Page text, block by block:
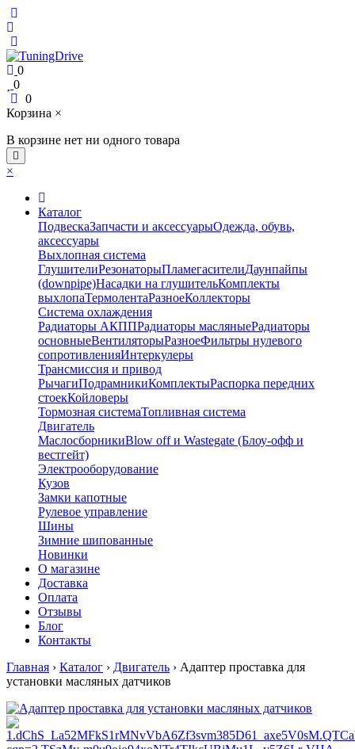
0
0
0
Корзина ×
В корзине нет ни одного товара
×
Каталог
ПодвескаЗапчасти и аксессуарыОдежда, обувь,
аксессуары
Выхлопная система
ГлушителиРезонаторыПламегасителиДаунпайпы
(downpipe)Насадки на глушительКомплекты
выхлопаТермолентаРазноеКоллекторы
Система охлаждения
Радиаторы АКППРадиаторы масляныеРадиаторы
основныеВентиляторыРазноеФильтры нулевого
сопротивленияИнтеркулеры
Трансмиссия и привод
РычагиПодрамникиКомплектыРаспорка передних
стоекКойловеры
Тормозная системаТопливная система
Двигатель
МаслосборникиBlow off и Wastegate (Блоу-офф и
вестгейт)
Электрооборудование
Кузов
Замки капотные
Рулевое управление
Шины
Зимние шипованные
Новинки
О магазине
Доставка
Оплата
Отзывы
Блог
Контакты
Главная › Каталог › Двигатель › Адаптер проставка для
установки масляных датчиков